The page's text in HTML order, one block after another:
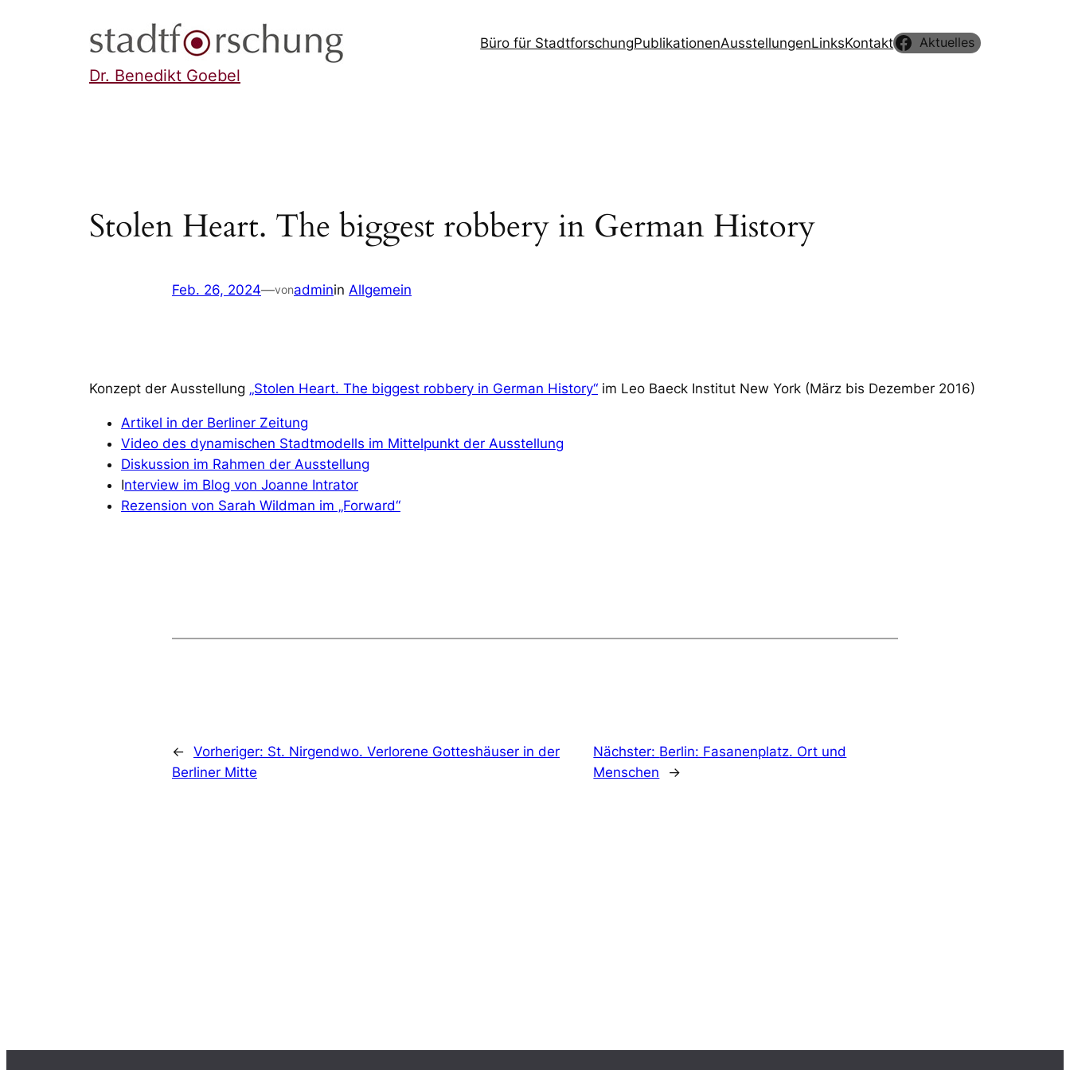
Büro für StadtforschungPublikationenAusstellungenLinksKontakt Aktuelles
Dr. Benedikt Goebel
Stolen Heart. The biggest robbery in German History
Feb. 26, 2024—vonadminin Allgemein
Konzept der Ausstellung „Stolen Heart. The biggest robbery in German History“ im Leo Baeck Institut New York (März bis Dezember 2016)
Artikel in der Berliner Zeitung
Video des dynamischen Stadtmodells im Mittelpunkt der Ausstellung
Diskussion im Rahmen der Ausstellung
Interview im Blog von Joanne Intrator
Rezension von Sarah Wildman im „Forward“
← Vorheriger: St. Nirgendwo. Verlorene Gotteshäuser in der
Berliner Mitte
Nächster: Berlin: Fasanenplatz. Ort und
Menschen
→